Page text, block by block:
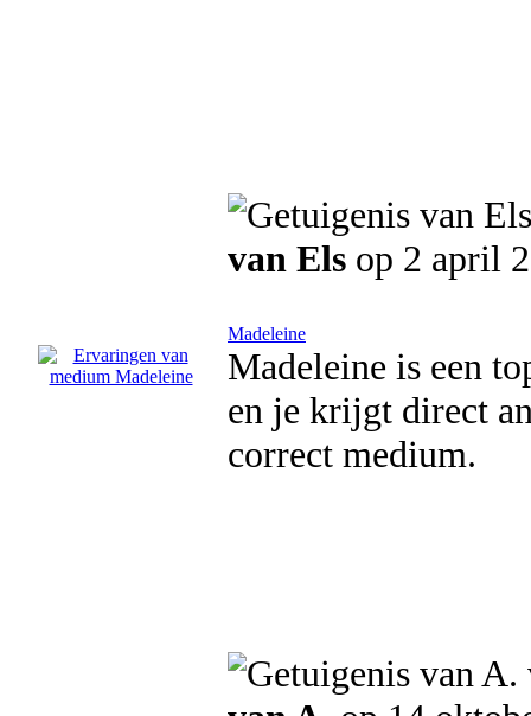
van Els op 2 april
Madeleine
Madeleine is een
en je krijgt direct
correct medium.